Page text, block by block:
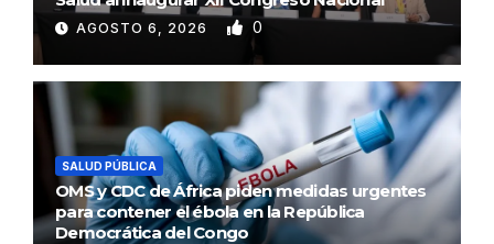
AGOSTO 6, 2026 0
SALUD PÚBLICA
OMS y CDC de África piden medidas urgentes
para contener el ébola en la República
Democrática del Congo